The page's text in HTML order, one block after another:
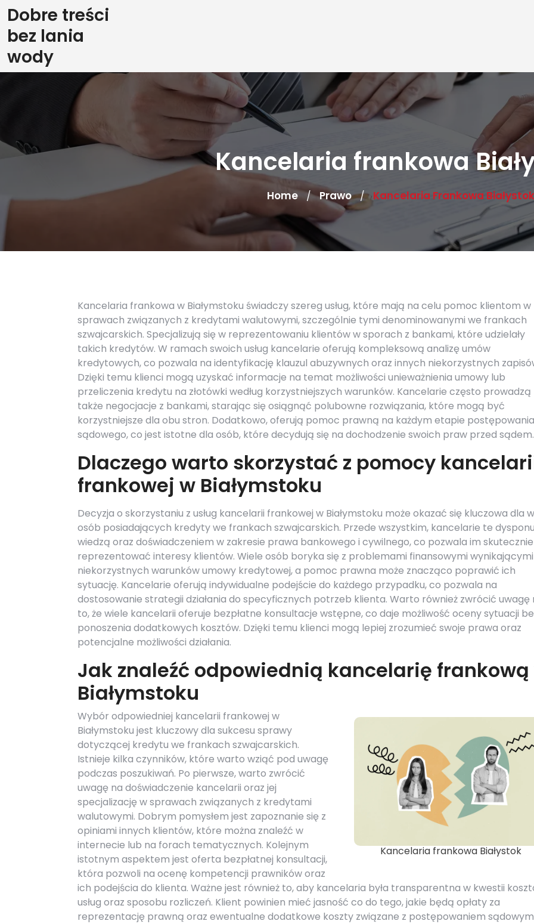
Skip
to
content
Dobre treści
bez lania
wody
Kancelaria frankowa
Home / Prawo / Kancelaria Frankowa Białystok
Kancelaria frankowa w Białymstoku świadczy szereg usług, które mają na celu pomoc klientom w
sprawach związanych z kredytami walutowymi, szczególnie tymi denominowanymi we frankach
szwajcarskich. Specjalizują się w reprezentowaniu klientów w sporach z bankami, które udzielały
takich kredytów. W ramach swoich usług kancelarie oferują kompleksową analizę umów
kredytowych, co pozwala na identyfikację klauzul abuzywnych oraz innych niekorzystnych
Dzięki temu klienci mogą uzyskać informacje na temat możliwości unieważnienia umowy lub
przeliczenia kredytu na złotówki według korzystniejszych warunków. Kancelarie często prowadzą
także negocjacje z bankami, starając się osiągnąć polubowne rozwiązania, które mogą być
korzystniejsze dla obu stron. Dodatkowo, oferują pomoc prawną na każdym etapie postępowania
sądowego, co jest istotne dla osób, które decydują się na dochodzenie swoich praw przed sądem.
Dlaczego warto skorzystać z pomocy
frankowej w Białymstoku
Decyzja o skorzystaniu z usług kancelarii frankowej w Białymstoku może okazać się kluczowa dla
osób posiadających kredyty we frankach szwajcarskich. Przede wszystkim, kancelarie te
wiedzą oraz doświadczeniem w zakresie prawa bankowego i cywilnego, co pozwala im skutecznie
reprezentować interesy klientów. Wiele osób boryka się z problemami finansowymi
niekorzystnych warunków umowy kredytowej, a pomoc prawna może znacząco poprawić ich
sytuację. Kancelarie oferują indywidualne podejście do każdego przypadku, co pozwala na
dostosowanie strategii działania do specyficznych potrzeb klienta. Warto również zwrócić uwagę
to, że wiele kancelarii oferuje bezpłatne konsultacje wstępne, co daje możliwość oceny sytuacji
ponoszenia dodatkowych kosztów. Dzięki temu klienci mogą lepiej zrozumieć swoje prawa oraz
potencjalne możliwości działania.
Jak znaleźć odpowiednią kancelarię frankową
Białymstoku
Kancelaria frankowa Białystok
Wybór odpowiedniej kancelarii frankowej w
Białymstoku jest kluczowy dla sukcesu sprawy
dotyczącej kredytu we frankach szwajcarskich.
Istnieje kilka czynników, które warto wziąć pod uwagę
podczas poszukiwań. Po pierwsze, warto zwrócić
uwagę na doświadczenie kancelarii oraz jej
specjalizację w sprawach związanych z kredytami
walutowymi. Dobrym pomysłem jest zapoznanie się z
opiniami innych klientów, które można znaleźć w
internecie lub na forach tematycznych. Kolejnym
istotnym aspektem jest oferta bezpłatnej konsultacji,
która pozwoli na ocenę kompetencji prawników oraz
ich podejścia do klienta. Ważne jest również to, aby kancelaria była transparentna w kwestii
usług oraz sposobu rozliczeń. Klient powinien mieć jasność co do tego, jakie będą opłaty za
reprezentację prawną oraz ewentualne dodatkowe koszty związane z postępowaniem